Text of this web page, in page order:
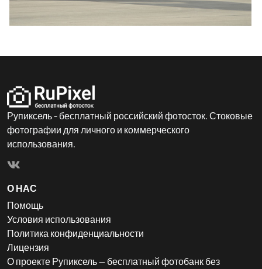
Рупиксель - бесплатный российский фотосток. Стоковые
фотографии для личного и коммерческого
использования.
О НАС
Помощь
Условия использования
Политика конфиденциальности
Лицензия
О проекте Рупиксель — бесплатный фотобанк без